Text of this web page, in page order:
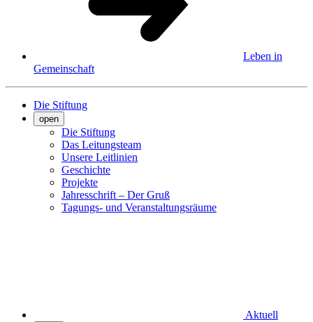
Leben in
Gemeinschaft
Die Stiftung
open
Die Stiftung
Das Leitungsteam
Unsere Leitlinien
Geschichte
Projekte
Jahresschrift – Der Gruß
Tagungs- und Veranstaltungsräume
Aktuell